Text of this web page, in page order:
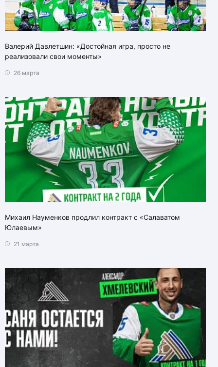
Валерий Давлетшин: «Достойная игра, просто не
реализовали свои моменты»
26 марта
Михаил Науменков продлил контракт с «Салаватом
Юлаевым»
21 марта